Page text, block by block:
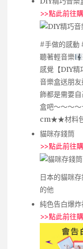
>>點此前往
#手做的感動
聽著輕音樂
感覺【DIY精
音樂盒送朋
飾都是需要
盒吧～～～
cm★★材料包
貓咪存錢筒
>>點此前往
日本的貓咪
的他
純色告白爆
>>點此前往